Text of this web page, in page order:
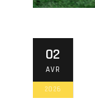
02
AVR
2026